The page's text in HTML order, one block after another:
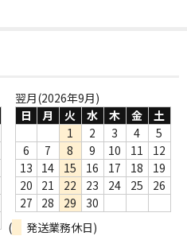
翌月(2026年9月)
日
月 火 水 木 金
土
1
2 3 4
5
6
7 8 9 10 11
12
13
14 15 16 17 18
19
20
21 22 23 24 25
26
27
28 29
30
(
発送業務休日)